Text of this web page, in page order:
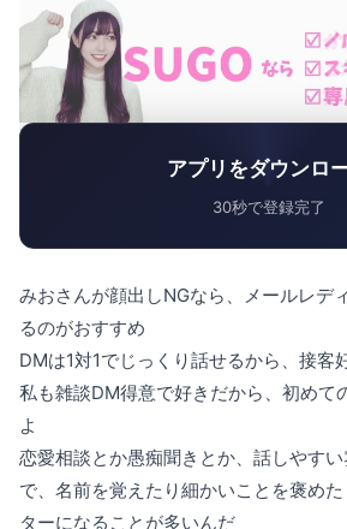
アプリをダウンロ
30秒で登録完了
みおさんが顔出しNGなら、メールレデ
るのがおすすめ
DMは1対1でじっくり話せるから、接客
私も雑談DM得意で好きだから、初めて
よ
恋愛相談とか愚痴聞きとか、話しやす
で、名前を覚えたり細かいことを褒め
ターになることが多いんだ